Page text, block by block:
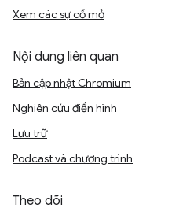
Xem các sự cố mở
Nội dung liên quan
Bản cập nhật Chromium
Nghiên cứu điển hình
Lưu trữ
Podcast và chương trình
Theo dõi